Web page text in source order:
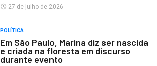
27 de julho de 2026
POLÍTICA
Em São Paulo, Marina diz ser nascida
e criada na floresta em discurso
durante evento